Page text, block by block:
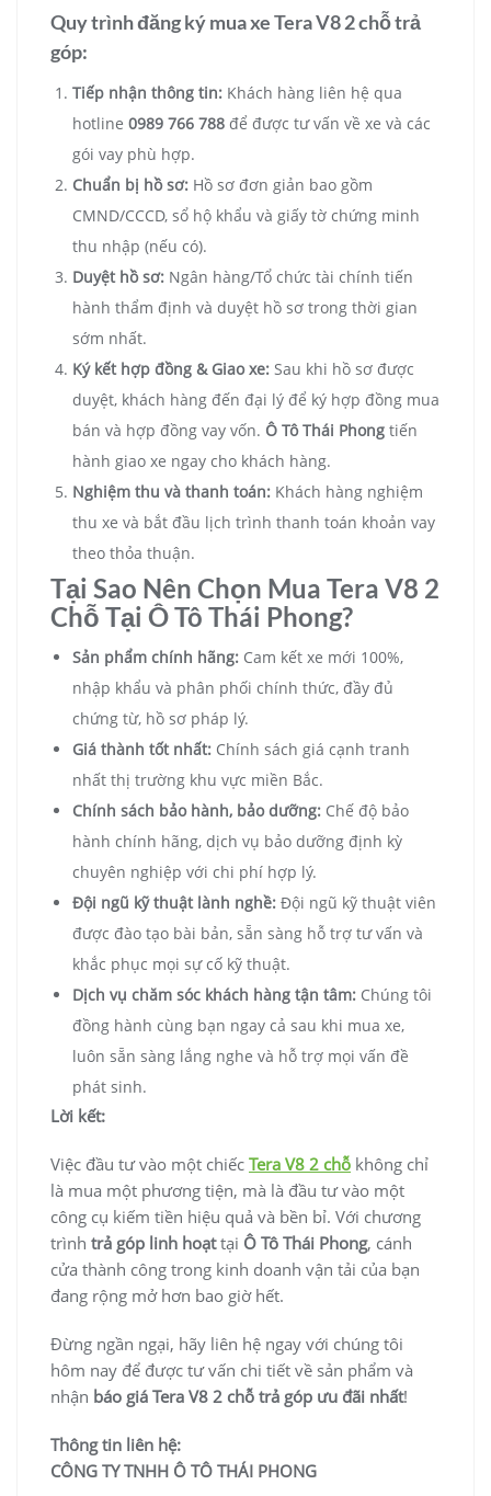
Quy trình đăng ký mua xe Tera V8 2 chỗ trả
góp:
Tiếp nhận thông tin: Khách hàng liên hệ qua
hotline 0989 766 788 để được tư vấn về xe và các
gói vay phù hợp.
Chuẩn bị hồ sơ: Hồ sơ đơn giản bao gồm
CMND/CCCD, sổ hộ khẩu và giấy tờ chứng minh
thu nhập (nếu có).
Duyệt hồ sơ: Ngân hàng/Tổ chức tài chính tiến
hành thẩm định và duyệt hồ sơ trong thời gian
sớm nhất.
Ký kết hợp đồng & Giao xe: Sau khi hồ sơ được
duyệt, khách hàng đến đại lý để ký hợp đồng mua
bán và hợp đồng vay vốn. Ô Tô Thái Phong tiến
hành giao xe ngay cho khách hàng.
Nghiệm thu và thanh toán: Khách hàng nghiệm
thu xe và bắt đầu lịch trình thanh toán khoản vay
theo thỏa thuận.
Tại Sao Nên Chọn Mua Tera V8 2
Chỗ Tại Ô Tô Thái Phong?
Sản phẩm chính hãng: Cam kết xe mới 100%,
nhập khẩu và phân phối chính thức, đầy đủ
chứng từ, hồ sơ pháp lý.
Giá thành tốt nhất: Chính sách giá cạnh tranh
nhất thị trường khu vực miền Bắc.
Chính sách bảo hành, bảo dưỡng: Chế độ bảo
hành chính hãng, dịch vụ bảo dưỡng định kỳ
chuyên nghiệp với chi phí hợp lý.
Đội ngũ kỹ thuật lành nghề: Đội ngũ kỹ thuật viên
được đào tạo bài bản, sẵn sàng hỗ trợ tư vấn và
khắc phục mọi sự cố kỹ thuật.
Dịch vụ chăm sóc khách hàng tận tâm: Chúng tôi
đồng hành cùng bạn ngay cả sau khi mua xe,
luôn sẵn sàng lắng nghe và hỗ trợ mọi vấn đề
phát sinh.
Lời kết:
Việc đầu tư vào một chiếc Tera V8 2 chỗ không chỉ
là mua một phương tiện, mà là đầu tư vào một
công cụ kiếm tiền hiệu quả và bền bỉ. Với chương
trình trả góp linh hoạttại Ô Tô Thái Phong, cánh
cửa thành công trong kinh doanh vận tải của bạn
đang rộng mở hơn bao giờ hết.
Đừng ngần ngại, hãy liên hệ ngay với chúng tôi
hôm nay để được tư vấn chi tiết về sản phẩm và
nhận báo giá Tera V8 2 chỗ trả góp ưu đãi nhất!
Thông tin liên hệ:
CÔNG TY TNHH Ô TÔ THÁI PHONG